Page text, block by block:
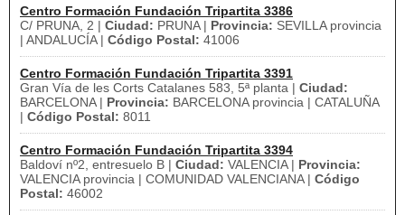
Centro Formación Fundación Tripartita 3386
C/ PRUNA, 2 | Ciudad: PRUNA | Provincia: SEVILLA provincia
| ANDALUCÍA | Código Postal: 41006
Centro Formación Fundación Tripartita 3391
Gran Vía de les Corts Catalanes 583, 5ª planta | Ciudad:
BARCELONA | Provincia: BARCELONA provincia | CATALUÑA
| Código Postal: 8011
Centro Formación Fundación Tripartita 3394
Baldoví nº2, entresuelo B | Ciudad: VALENCIA | Provincia:
VALENCIA provincia | COMUNIDAD VALENCIANA | Código
Postal: 46002